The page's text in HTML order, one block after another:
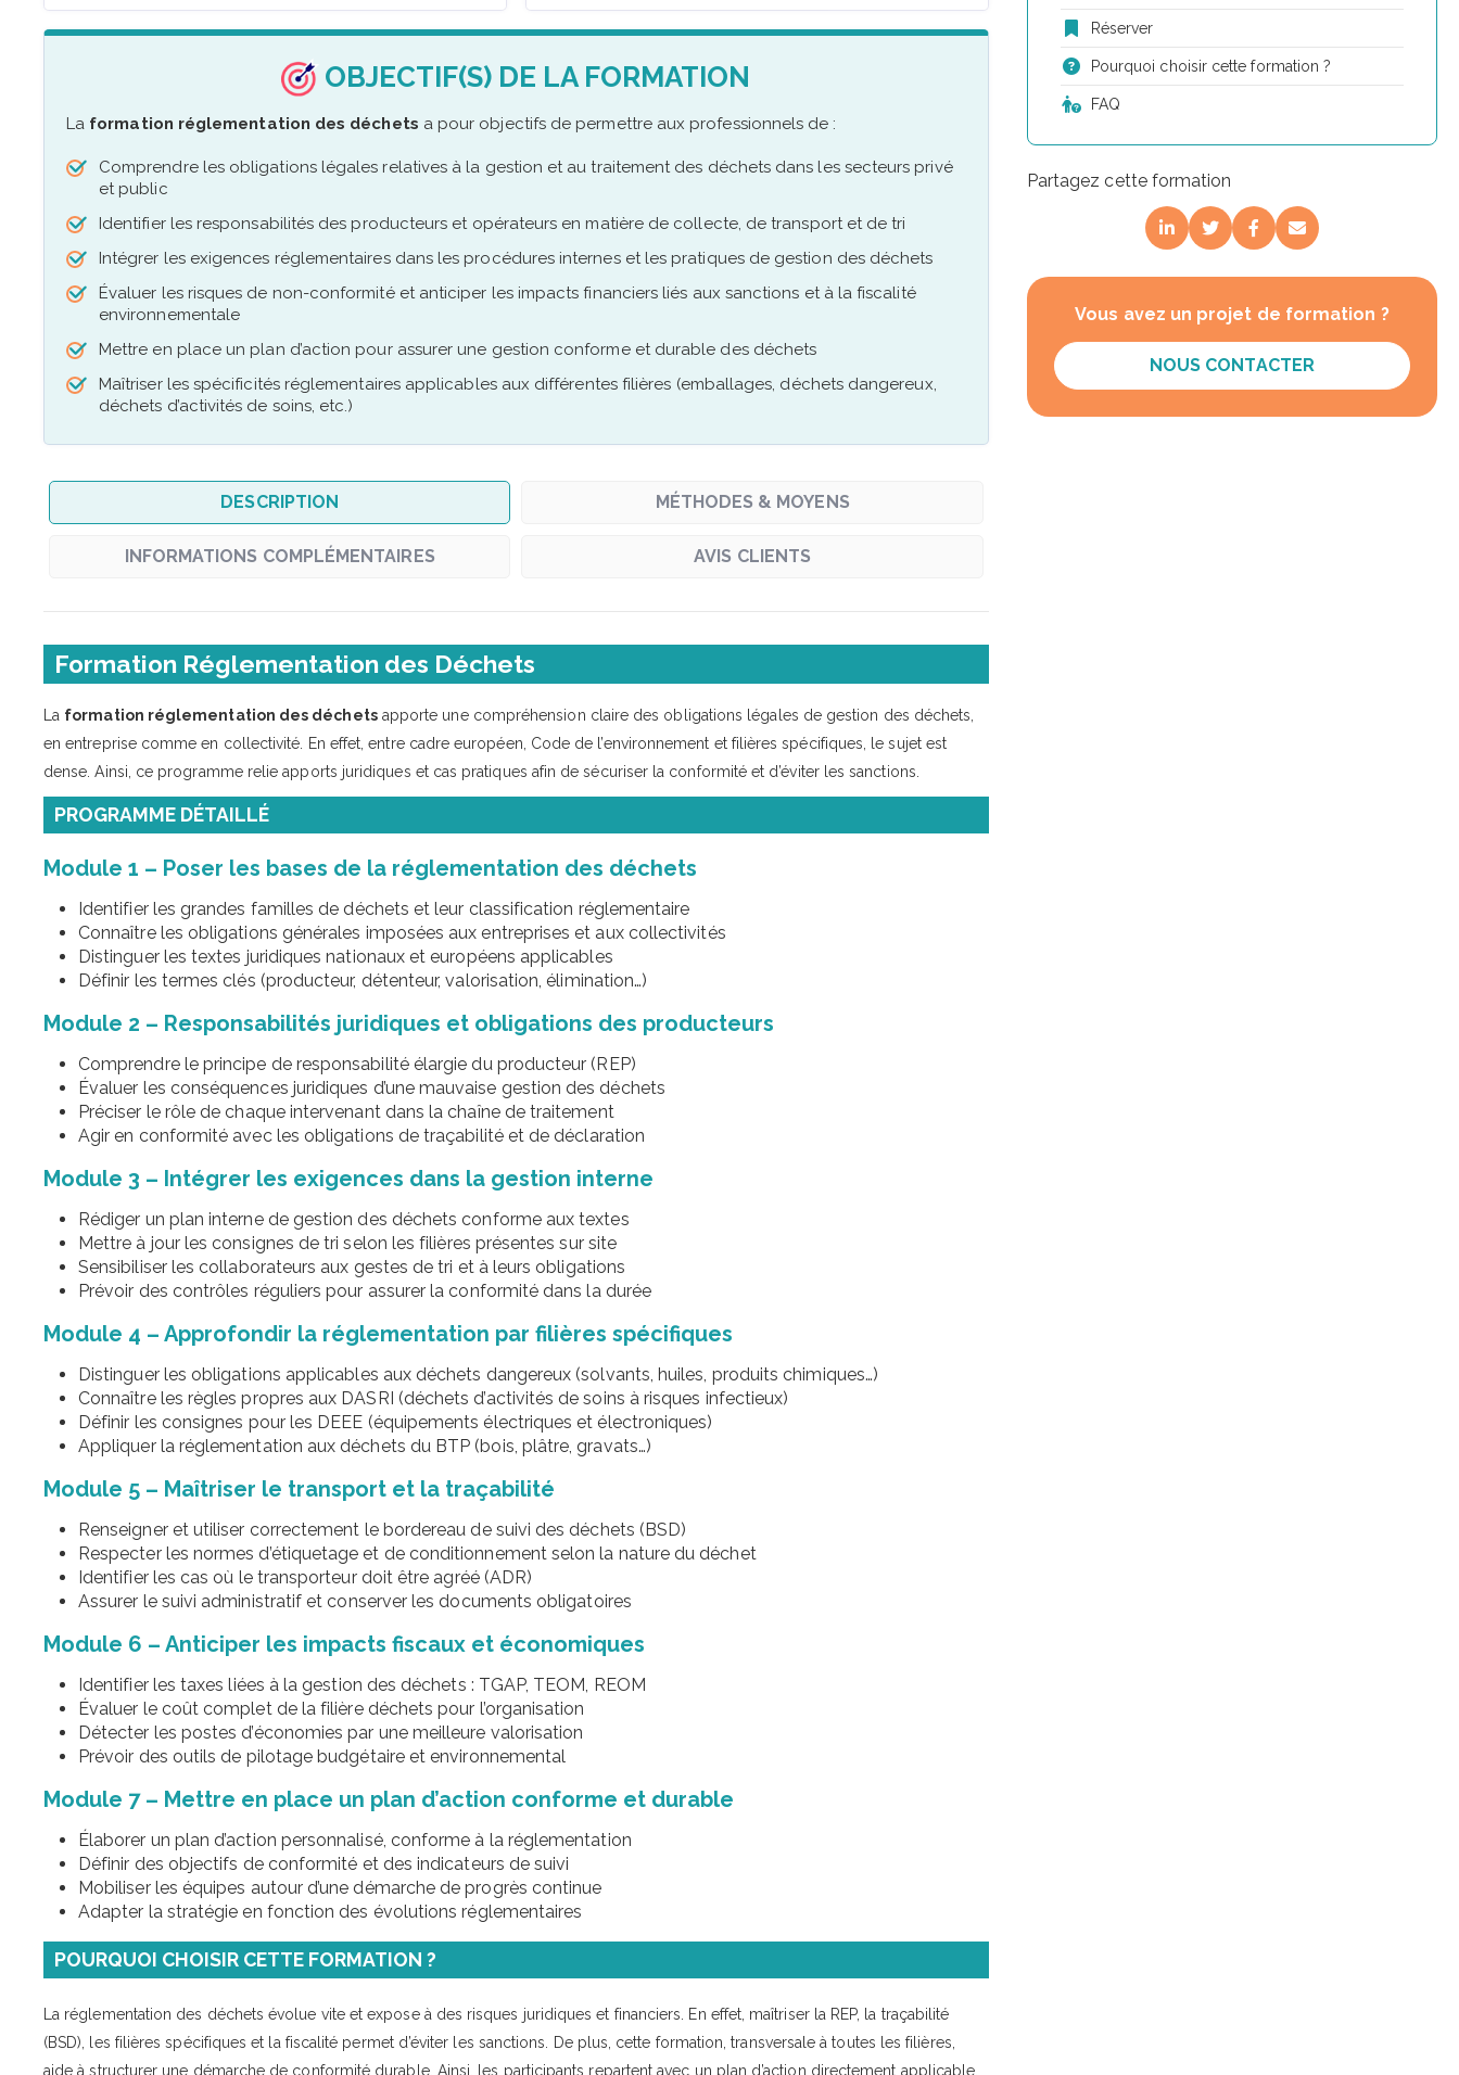
OBJECTIF(S) DE LA FORMATION
La formation réglementation des déchets a pour objectifs de permettre aux professionnels de :
Comprendre les obligations légales relatives à la gestion et au traitement des déchets dans les secteurs privé
et public
Identifier les responsabilités des producteurs et opérateurs en matière de collecte, de transport et de tri
Intégrer les exigences réglementaires dans les procédures internes et les pratiques de gestion des déchets
Évaluer les risques de non-conformité et anticiper les impacts financiers liés aux sanctions et à la fiscalité
environnementale
Mettre en place un plan d’action pour assurer une gestion conforme et durable des déchets
Maîtriser les spécificités réglementaires applicables aux différentes filières (emballages, déchets dangereux,
déchets d’activités de soins, etc.)
DESCRIPTION MÉTHODES & MOYENS
INFORMATIONS COMPLÉMENTAIRES AVIS CLIENTS
Formation Réglementation des Déchets
La formation réglementation des déchetsapporte une compréhension claire des obligations légales de gestion des déchets,
en entreprise comme en collectivité. En effet, entre cadre européen, Code de l’environnement et filières spécifiques, le sujet est
dense. Ainsi, ce programme relie apports juridiques et cas pratiques afin de sécuriser la conformité et d’éviter les sanctions.
PROGRAMME DÉTAILLÉ
Module 1 – Poser les bases de la réglementation des déchets
Identifier les grandes familles de déchets et leur classification réglementaire
Connaître les obligations générales imposées aux entreprises et aux collectivités
Distinguer les textes juridiques nationaux et européens applicables
Définir les termes clés (producteur, détenteur, valorisation, élimination…)
Module 2 – Responsabilités juridiques et obligations des producteurs
Comprendre le principe de responsabilité élargie du producteur (REP)
Évaluer les conséquences juridiques d’une mauvaise gestion des déchets
Préciser le rôle de chaque intervenant dans la chaîne de traitement
Agir en conformité avec les obligations de traçabilité et de déclaration
Module 3 – Intégrer les exigences dans la gestion interne
Rédiger un plan interne de gestion des déchets conforme aux textes
Mettre à jour les consignes de tri selon les filières présentes sur site
Sensibiliser les collaborateurs aux gestes de tri et à leurs obligations
Prévoir des contrôles réguliers pour assurer la conformité dans la durée
Module 4 – Approfondir la réglementation par filières spécifiques
Distinguer les obligations applicables aux déchets dangereux (solvants, huiles, produits chimiques…)
Connaître les règles propres aux DASRI (déchets d’activités de soins à risques infectieux)
Définir les consignes pour les DEEE (équipements électriques et électroniques)
Appliquer la réglementation aux déchets du BTP (bois, plâtre, gravats…)
Module 5 – Maîtriser le transport et la traçabilité
Renseigner et utiliser correctement le bordereau de suivi des déchets (BSD)
Respecter les normes d’étiquetage et de conditionnement selon la nature du déchet
Identifier les cas où le transporteur doit être agréé (ADR)
Assurer le suivi administratif et conserver les documents obligatoires
Module 6 – Anticiper les impacts fiscaux et économiques
Identifier les taxes liées à la gestion des déchets : TGAP, TEOM, REOM
Évaluer le coût complet de la filière déchets pour l’organisation
Détecter les postes d’économies par une meilleure valorisation
Prévoir des outils de pilotage budgétaire et environnemental
Module 7 – Mettre en place un plan d’action conforme et durable
Élaborer un plan d’action personnalisé, conforme à la réglementation
Définir des objectifs de conformité et des indicateurs de suivi
Mobiliser les équipes autour d’une démarche de progrès continue
Adapter la stratégie en fonction des évolutions réglementaires
POURQUOI CHOISIR CETTE FORMATION ?
La réglementation des déchets évolue vite et expose à des risques juridiques et financiers. En effet, maîtriser la REP, la traçabilité
(BSD), les filières spécifiques et la fiscalité permet d’éviter les sanctions. De plus, cette formation, transversale à toutes les filières,
aide à structurer une démarche de conformité durable. Ainsi, les participants repartent avec un plan d’action directement applicable.
Réserver
Pourquoi choisir cette formation ?
FAQ
Partagez cette formation
Vous avez un projet de formation ?
NOUS CONTACTER